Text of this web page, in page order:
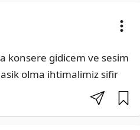
konsere gidicem ve sesim
olma ihtimalimiz sifir